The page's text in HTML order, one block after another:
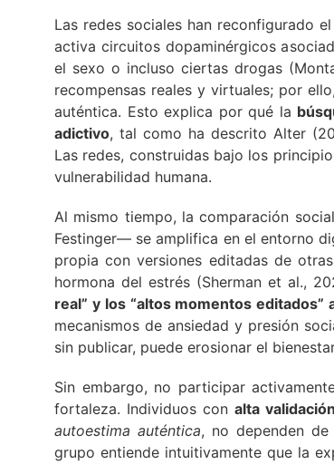
Las redes sociales han reconfigurado
activa circuitos dopaminérgicos
el sexo o incluso ciertas drogas
recompensas reales y virtuales; por
auténtica. Esto explica por qué la
adictivo, tal como ha descrito Alter
Las redes, construidas bajo los
vulnerabilidad humana.
Al mismo tiempo, la comparación
Festinger— se amplifica en el entorno
propia con versiones editadas de
hormona del estrés (Sherman et al.,
real” y los “altos momentos
mecanismos de ansiedad y presión
sin publicar, puede erosionar el
Sin embargo, no participar
fortaleza. Individuos con alta
autoestima auténtica, no dependen
grupo entiende intuitivamente que la